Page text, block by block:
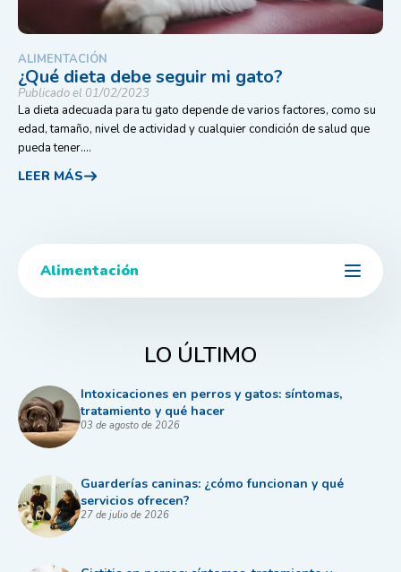
ALIMENTACIÓN
¿Qué dieta debe seguir mi gato?
Publicado el 01/02/2023
La dieta adecuada para tu gato depende de varios factores, como su
edad, tamaño, nivel de actividad y cualquier condición de salud que
pueda tener....
LEER MÁS
Alimentación
LO ÚLTIMO
Intoxicaciones en perros y gatos: síntomas,
tratamiento y qué hacer
03 de agosto de 2026
Guarderías caninas: ¿cómo funcionan y qué
servicios ofrecen?
27 de julio de 2026